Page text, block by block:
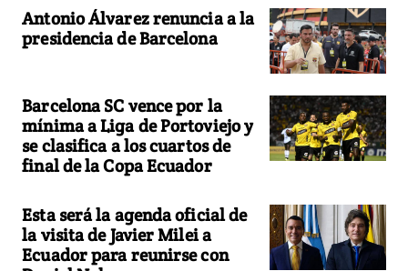
Antonio Álvarez renuncia a la
presidencia de Barcelona
Barcelona SC vence por la
mínima a Liga de Portoviejo y
se clasifica a los cuartos de
final de la Copa Ecuador
Esta será la agenda oficial de
la visita de Javier Milei a
Ecuador para reunirse con